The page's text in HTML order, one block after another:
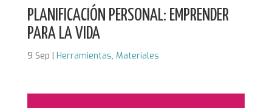
PLANIFICACIÓN PERSONAL: EMPRENDER
PARA LA VIDA
9 Sep | Herramientas, Materiales